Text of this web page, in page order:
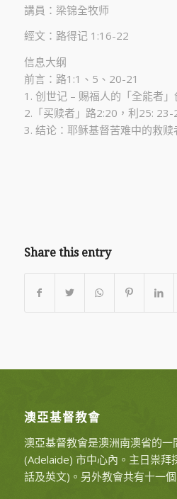
講員：梁锦全牧师
經文：路得记 1:16-22
信息大纲
前言：路1:1、5、20-21
1. 创世记 – 赐福人的「全能者」
2.「买赎者」路2:20，利25: 23-
3. 结论：耶稣基督苦难中的救赎
Share this entry
澳亞基督教會
澳亞基督教會是澳洲南澳省的
(Adelaide) 市中心內。主日祟拜
話及英文)。另外教會共有十一